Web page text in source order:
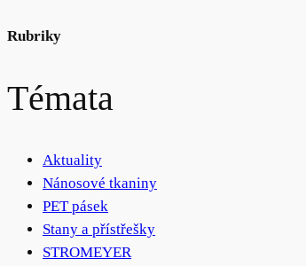
Rubriky
Témata
Aktuality
Nánosové tkaniny
PET pásek
Stany a přístřešky
STROMEYER